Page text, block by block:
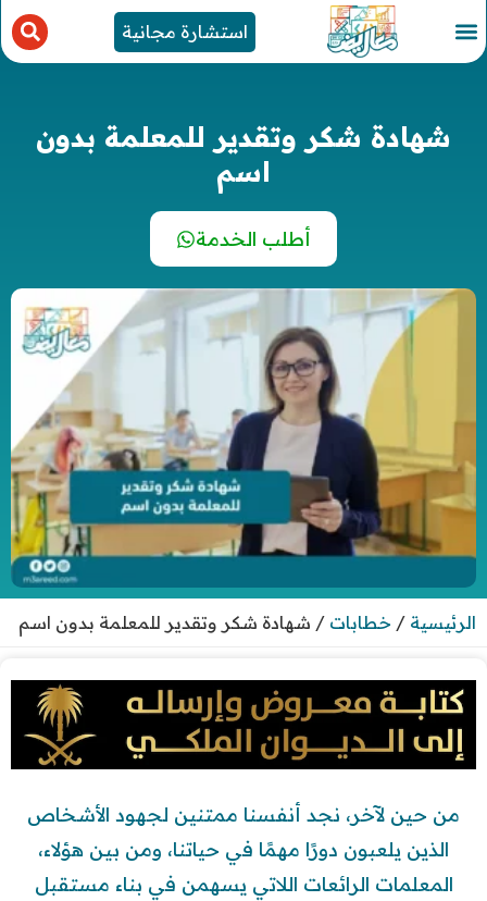
استشارة مجانية
شهادة شكر وتقدير للمعلمة بدون
اسم
أطلب الخدمة
الرئيسية / خطابات / شهادة شكر وتقدير للمعلمة بدون اسم
من حين لآخر، نجد أنفسنا ممتنين لجهود الأشخاص
الذين يلعبون دورًا مهمًا في حياتنا، ومن بين هؤلاء،
المعلمات الرائعات اللاتي يسهمن في بناء مستقبل